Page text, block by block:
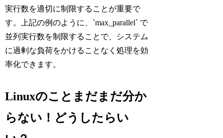
実行数を適切に制限することが重要で
す。上記の例のように、`max_parallel` で
並列実行数を制限することで、システム
に過剰な負荷をかけることなく処理を効
率化できます。
Linuxのことまだまだ分か
らない！どうしたらい